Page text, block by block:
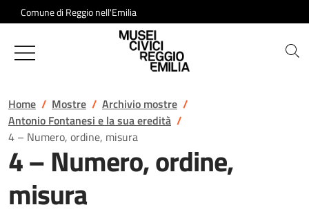
Salta al contenuto
Comune di Reggio nell'Emilia
Musei Civici di Reggio Emilia
Home Mostre
Archivio mostre
Antonio Fontanesi e la sua eredità
4 – Numero, ordine, misura
4 – Numero, ordine,
misura